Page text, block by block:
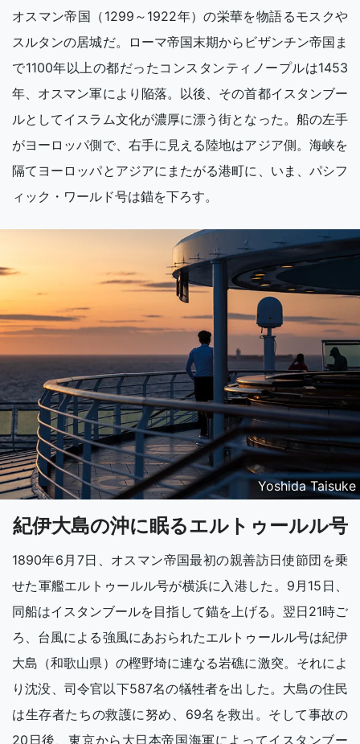
オスマン帝国（1299～1922年）の栄華を物語るモスクや
スルタンの居城だ。ローマ帝国末期からビザンチン帝国ま
で1100年以上の都だったコンスタンティノープルは1453
年、オスマン軍により陥落。以後、その首都イスタンブー
ルとしてイスラム文化が濃厚に漂う街となった。船の左手
がヨーロッパ側で、右手に見える陸地はアジア側。海峡を
隔てヨーロッパとアジアにまたがる港町に、いま、パシフ
ィック・ワールド号は錨を下ろす。
Yoshida Taisuke
紀伊大島の沖に眠るエルトゥールル号
1890年6月7日、オスマン帝国最初の親善訪日使節団を乗
せた軍艦エルトゥールル号が横浜に入港した。9月15日、
同船はイスタンブールを目指して錨を上げる。翌日21時ご
ろ、台風による強風にあおられたエルトゥールル号は紀伊
大島（和歌山県）の樫野埼に連なる岩礁に激突。それによ
り沈没、司令官以下587名の犠牲者を出した。大島の住民
は生存者たちの救護に努め、69名を救出。そして事故の
20日後、東京から大日本帝国海軍によってイスタンブー